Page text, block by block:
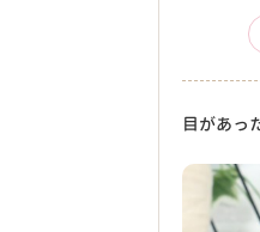
目があっ